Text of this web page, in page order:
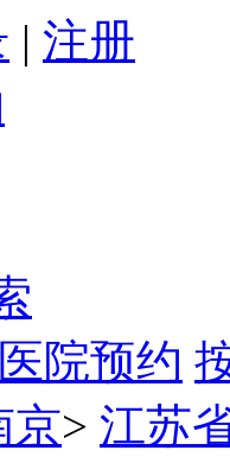
| 注册
院预约
京> 江苏